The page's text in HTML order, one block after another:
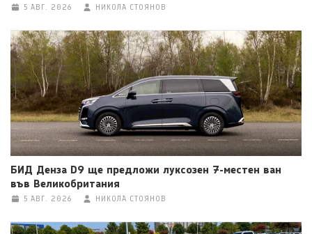
5 АВГ. 2026 НИКОЛА СТОЯНОВ
БИД Денза D9 ще предложи луксозен 7-местен ван
във Великобритания
5 АВГ. 2026 НИКОЛА СТОЯНОВ